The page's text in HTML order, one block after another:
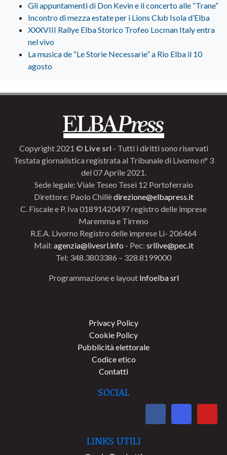
Gli appuntamenti di Don Kevin e il concerto alle “Trane”
Incontro di mezza estate per i Lions Club Isola d’Elba
XXXVIII Rallye Elba Storico Trofeo Locman Italy entra
nel vivo
La musica de “Le Storie Necessarie” a Rio Elba il 10
agosto
Copyright 2021 © Live srl - Tutti i diritti sono riservati
Testata giornalistica registrata al Tribunale di Livorno n° 3
del 07 Aprile 2021.
Sede legale: Viale Teseo Tesei 12 Portoferraio
Direttore: Paolo Chillèdirezione@elbapress.it
C. Fiscale e P. Iva 01891420497 registro delle imprese
Maremma e Tirreno
R.E.A. Livorno Registro delle imprese Li- 206464
Mail: agenzia@livesrl.info - Pec: srllive@pec.it
Tel: 348.3803386 – 328.8199000
Programmazione e layout Infoelba srl
Privacy Policy
Cookie Policy
Pubblicità elettorale
Codice etico
Contatti
SOCIAL
LINKS UTILI